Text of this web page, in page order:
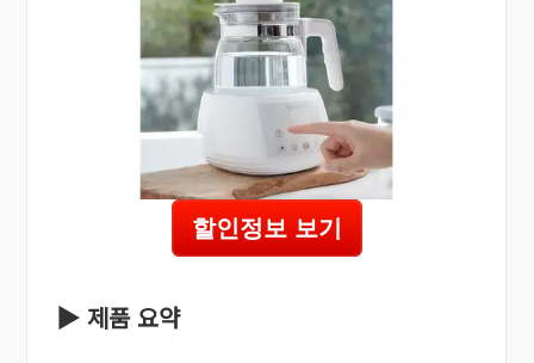
할인정보 보기
▶ 제품 요약